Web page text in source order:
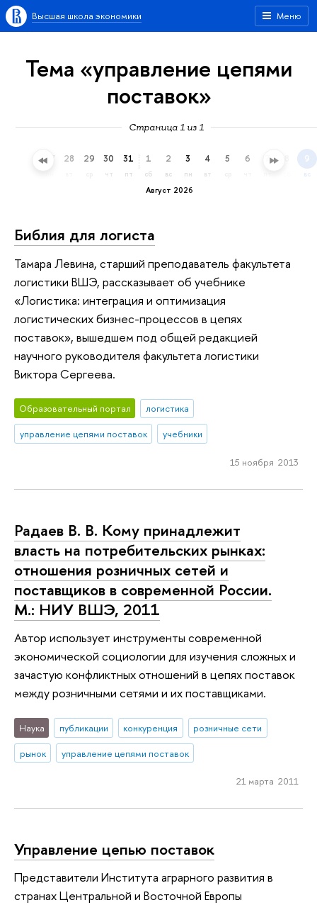
Меню
Высшая школа экономики
Тема «управление цепями
поставок»
Страница 1 из 1
27 28 29 30
чт
31
пт
Август 2026
1
сб
2
вс
3
пн
4
вт
5 6 7 9
вс
Библия для логиста
Тамара Левина, старший преподаватель факультета
логистики ВШЭ, рассказывает об учебнике
«Логистика: интеграция и оптимизация
логистических бизнес-процессов в цепях
поставок», вышедшем под общей редакцией
научного руководителя факультета логистики
Виктора Сергеева.
Образовательный портал
логистика
управление цепями поставок
учебники
15 ноября 2013
Радаев В. В. Кому принадлежит
власть на потребительских рынках:
отношения розничных сетей и
поставщиков в современной России.
М.: НИУ ВШЭ, 2011
Автор использует инструменты современной
экономической социологии для изучения сложных и
зачастую конфликтных отношений в цепях поставок
между розничными сетями и их поставщиками.
Наука публикации конкуренция
розничные сети
рынок
управление цепями поставок
21 марта 2011
Управление цепью поставок
Представители Института аграрного развития в
странах Центральной и Восточной Европы